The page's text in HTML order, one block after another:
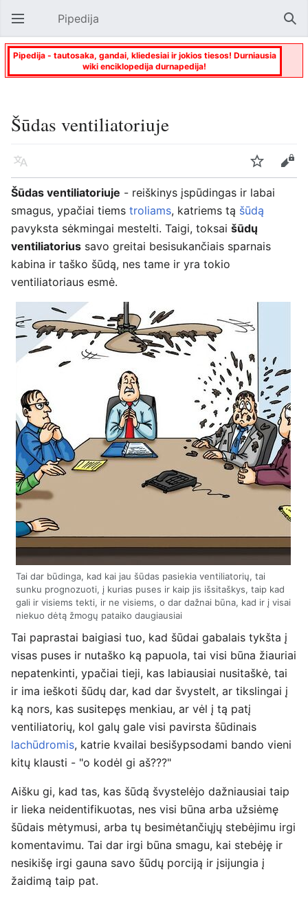
Atverti pagrindinį meniu Pipedija
Pipedija - tautosaka, gandai, kliedesiai ir jokios tiesos! Durniausia
wiki enciklopedija durnapedija!
Šūdas ventiliatoriuje
Kalba Stebėti
Keisti
Šūdas ventiliatoriuje - reiškinys įspūdingas ir labai
smagus, ypačiai tiems troliams, katriems tą šūdą
pavyksta sėkmingai mestelti. Taigi, toksai šūdų
ventiliatorius savo greitai besisukančiais sparnais
kabina ir taško šūdą, nes tame ir yra tokio
ventiliatoriaus esmė.
Tai dar būdinga, kad kai jau šūdas pasiekia ventiliatorių, tai
sunku prognozuoti, į kurias puses ir kaip jis išsitaškys, taip kad
gali ir visiems tekti, ir ne visiems, o dar dažnai būna, kad ir į visai
niekuo dėtą žmogų pataiko daugiausiai
Tai paprastai baigiasi tuo, kad šūdai gabalais tykšta į
visas puses ir nutaško ką papuola, tai visi būna žiauriai
nepatenkinti, ypačiai tieji, kas labiausiai nusitaškė, tai
ir ima ieškoti šūdų dar, kad dar švystelt, ar tikslingai į
ką nors, kas susitepęs menkiau, ar vėl į tą patį
ventiliatorių, kol galų gale visi pavirsta šūdinais
lachūdromis, katrie kvailai besišypsodami bando vieni
kitų klausti - "o kodėl gi aš???"
Aišku gi, kad tas, kas šūdą švystelėjo dažniausiai taip
ir lieka neidentifikuotas, nes visi būna arba užsiėmę
šūdais mėtymusi, arba tų besimėtančiųjų stebėjimu irgi
komentavimu. Tai dar irgi būna smagu, kai stebėję ir
nesikišę irgi gauna savo šūdų porciją ir įsijungia į
žaidimą taip pat.